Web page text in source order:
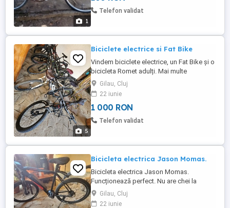
1
Telefon validat
5
Biciclete electrice si Fat Bike
Vindem biciclete electrice, un Fat Bike și o
bicicleta Romet adulți. Mai multe
informații și alte poze in detaliu pe telefon
mesaje.
Gilau, Cluj
22 iunie
1 000 RON
Telefon validat
Bicicleta electrica Jason Momas.
Bicicleta electrica Jason Momas.
Funcționează perfect. Nu are chei la
baterie. Mai multe detalii si alte poze sau
filmari la telefon.
Gilau, Cluj
22 iunie